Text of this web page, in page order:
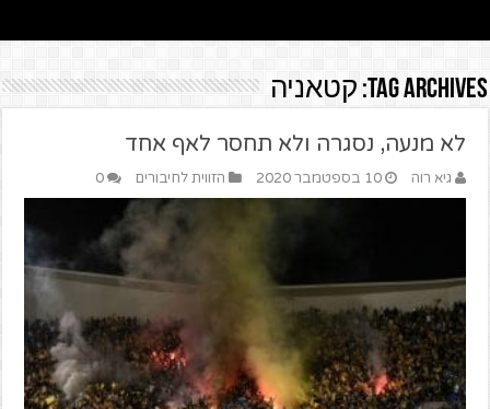
Tag Archives: קטאניה
לא מנעה, נסגרה ולא תחסר לאף אחד
גיא רוה 10 בספטמבר 2020 הזווית לחיבורים 0